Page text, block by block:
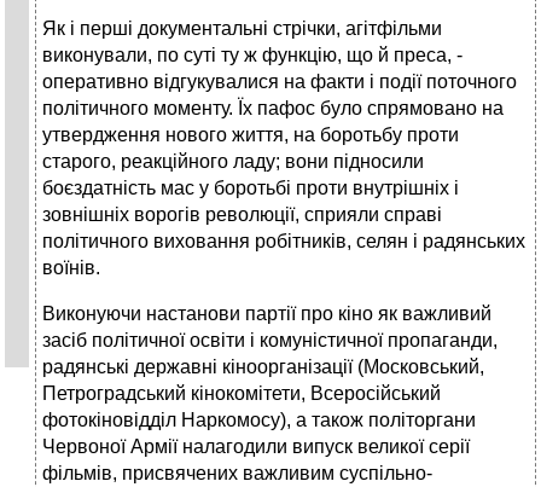
Як і перші документальні стрічки, агітфільми
виконували, по суті ту ж функцію, що й преса, -
оперативно відгукувалися на факти і події поточного
політичного моменту. Їх пафос було спрямовано на
утвердження нового життя, на боротьбу проти
старого, реакційного ладу; вони підносили
боєздатність мас у боротьбі проти внутрішніх і
зовнішніх ворогів революції, сприяли справі
політичного виховання робітників, селян і радянських
воїнів.
Виконуючи настанови партії про кіно як важливий
засіб політичної освіти і комуністичної пропаганди,
радянські державні кіноорганізації (Московський,
Петроградський кінокомітети, Всеросійський
фотокіновідділ Наркомосу), а також політоргани
Червоної Армії налагодили випуск великої серії
фільмів, присвячених важливим суспільно-